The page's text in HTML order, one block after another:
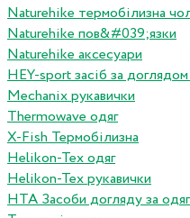
Naturehike термобілизна
Naturehike пов&#039;язки
Naturehike аксесуари
HEY-sport засіб за
Mechanix рукавички
Thermowave одяг
X-Fish Термобілизна
Helikon-Tex одяг
Helikon-Tex рукавички
HTA Засоби догляду за